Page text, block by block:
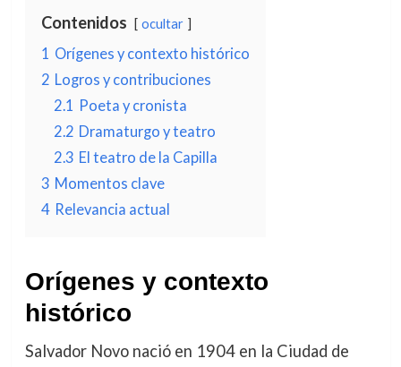
Contenidos ocultar
1 Orígenes y contexto histórico
2 Logros y contribuciones
2.1 Poeta y cronista
2.2 Dramaturgo y teatro
2.3 El teatro de la Capilla
3 Momentos clave
4 Relevancia actual
Orígenes y contexto
histórico
Salvador Novo nació en 1904 en la Ciudad de